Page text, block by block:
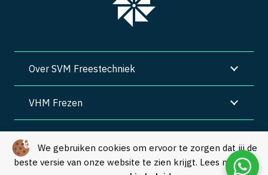
We gebruiken cookies om ervoor te zorgen dat jij de
beste versie van onze website te zien krijgt. Lees meer in
Over SVM Freestechniek
VHM Frezen
Algemene voorwaarden | Privacy